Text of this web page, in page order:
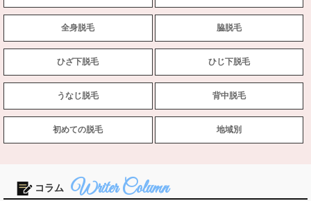
全身脱毛 脇脱毛
ひざ下脱毛 ひじ下脱毛
うなじ脱毛 背中脱毛
初めての脱毛 地域別
コラム